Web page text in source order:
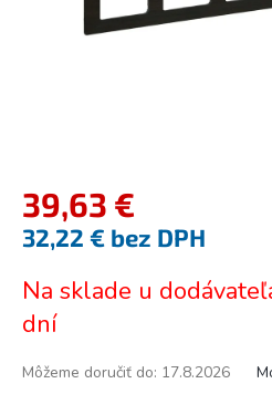
39,63 €
32,22 € bez DPH
cena:
Na sklade u
dní
Môžeme doručiť do: 17.8.2026